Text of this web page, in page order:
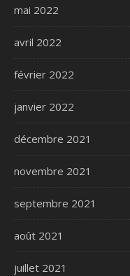
mai 2022
avril 2022
février 2022
janvier 2022
décembre 2021
novembre 2021
septembre 2021
août 2021
juillet 2021